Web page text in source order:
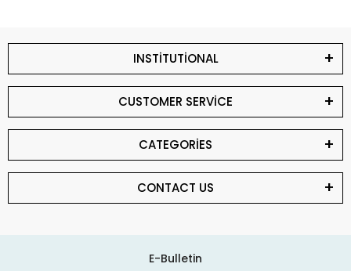
INSTİTUTİONAL
CUSTOMER SERVİCE
CATEGORİES
CONTACT US
E-Bulletin